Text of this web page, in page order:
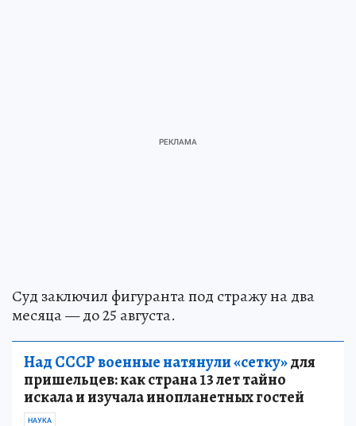
Суд заключил фигуранта под стражу на два
месяца — до 25 августа.
Над СССР военные натянули «сетку»для
пришельцев: как страна 13 лет тайно
искала и изучала инопланетных гостей
НАУКА